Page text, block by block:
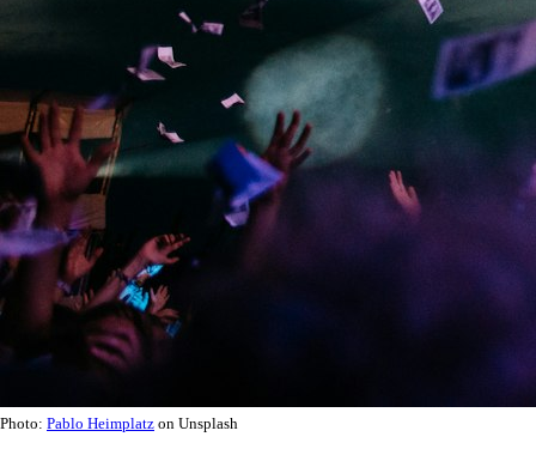
Photo: Pablo Heimplatz on Unsplash